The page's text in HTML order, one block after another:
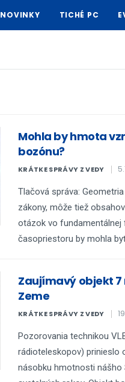
NOVINKY TICHÉ PC
Mohla by hmota
bozónu?
KRÁTKE SPRÁVY Z VEDY
Tlačová správa:
zákony, môže tiež
otázok vo
časopriestoru by mohla
Zaujímavý objekt
Zeme
KRÁTKE SPRÁVY Z VEDY
Pozorovania technikou
rádioteleskopov) prinieslo
násobku hmotnosti nášho